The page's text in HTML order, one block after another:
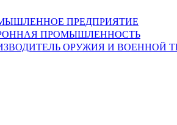
ПРЕДПРИЯТИЕ
ПРОМЫШЛЕННОСТЬ
ОРУЖИЯ И ВОЕННОЙ